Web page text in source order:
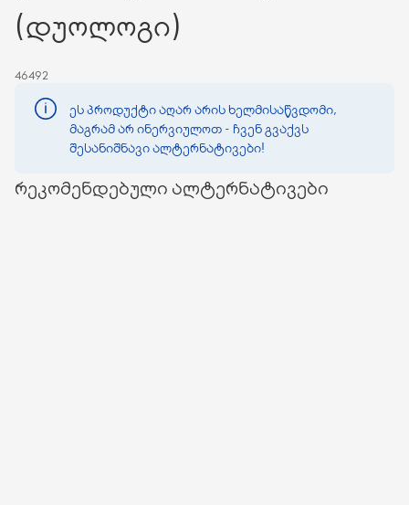
(დუოლოგი)
46492
ეს პროდუქტი აღარ არის ხელმისაწვდომი,
მაგრამ არ ინერვიულოთ - ჩვენ გვაქვს
შესანიშნავი ალტერნატივები!
რეკომენდებული ალტერნატივები